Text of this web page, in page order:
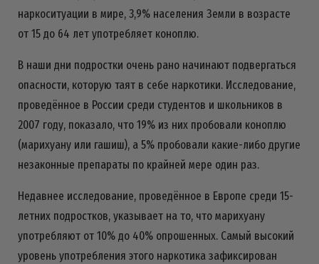
наркоситуации в мире, 3,9% населения Земли в возрасте
от 15 до 64 лет употребляет коноплю.
В наши дни подростки очень рано начинают подвергаться
опасности, которую таят в себе наркотики. Исследование,
проведённое в России среди студентов и школьников в
2007 году, показало, что 19% из них пробовали коноплю
(марихуану или гашиш), а 5% пробовали какие-либо другие
незаконные препараты по крайней мере один раз.
Недавнее исследование, проведённое в Европе среди 15-
летних подростков, указывает на то, что марихуану
употребляют от 10% до 40% опрошенных. Самый высокий
уровень употребления этого наркотика зафиксирован